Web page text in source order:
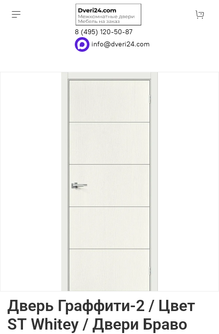
8 (495) 120-50-87
info@dveri24.com
Дверь Граффити-2 / Цвет
ST Whitey / Двери Браво